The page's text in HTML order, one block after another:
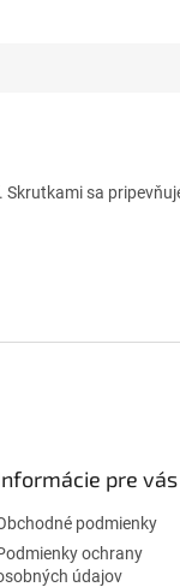
sa
pre vás
podmienky
ochrany
údajov